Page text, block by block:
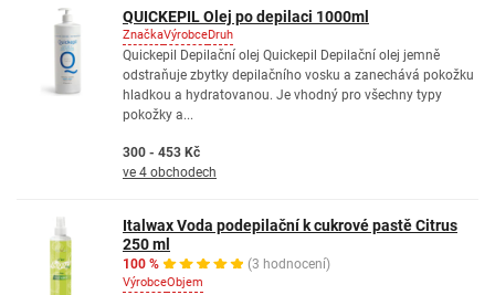
QUICKEPIL Olej po depilaci 1000ml
ZnačkaVýrobceDruh
Quickepil Depilační olej Quickepil Depilační olej jemně
odstraňuje zbytky depilačního vosku a zanechává pokožku
hladkou a hydratovanou. Je vhodný pro všechny typy
pokožky a...
300 - 453 Kč
ve 4 obchodech
Italwax Voda podepilační k cukrové pastě Citrus
250 ml
100 % (3 hodnocení)
VýrobceObjem